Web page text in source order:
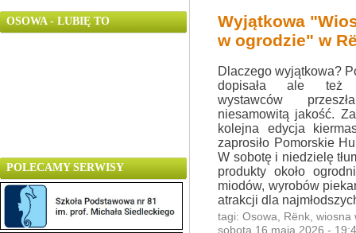
OSOWA - LUBIĘ TO
POLECAMY SERWISY
Wyjątkowa
w ogrodzie" w
Dlaczego wyjątkowa?
dopisała ale też
wystawców
niesamowitą jakość.
kolejna edycja
zaprosiło Pomorskie
W sobotę i niedzielę
produkty około
miodów, wyrobów
atrakcji dla
tagi: Osowa, Rënk, wiosna
sobota 16 maja 2026 -